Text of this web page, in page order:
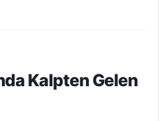
Kalpten Gelen